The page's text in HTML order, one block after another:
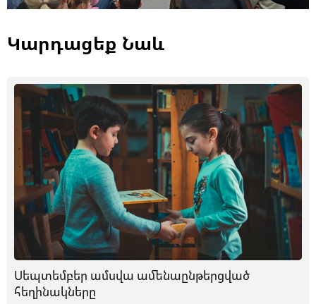
Կարդացեք Նաև
Սեպտեմբեր ամսվա ամենաընթերցված
հեղինակները